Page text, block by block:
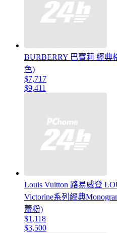
BURBERRY 巴寶莉 經典
色)
$7,717
$9,411
Louis Vuitton 路易威登
Victorine系列經典
蕾粉)
$1,118
$3,500